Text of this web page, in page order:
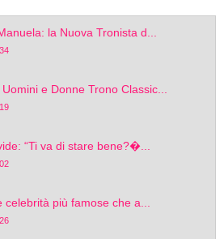
la Nuova Tronista d...
e Donne Trono Classic...
“Ti va di stare bene?�...
celebrità più famose che a...